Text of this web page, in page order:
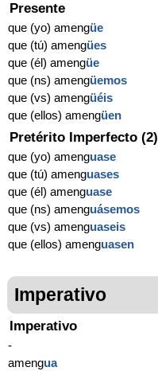
Presente
que (yo) amengüe
que (tú) amengües
que (él) amengüe
que (ns) amengüemos
que (vs) amengüéis
que (ellos) amengüen
Pretérito Imperfecto (2)
que (yo) amenguase
que (tú) amenguases
que (él) amenguase
que (ns) amenguásemos
que (vs) amenguaseis
que (ellos) amenguasen
Imperativo
Imperativo
-
amengua